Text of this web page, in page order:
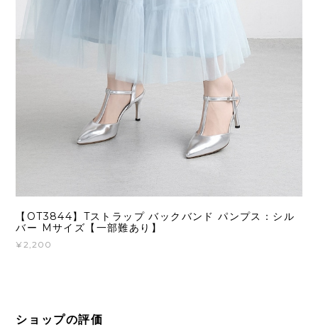
【OT3844】Tストラップ バックバンド パンプス：シル
バー Mサイズ【一部難あり】
¥2,200
ショップの評価